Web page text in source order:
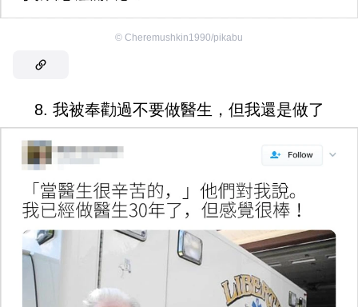
© Cheremushkin1990/pikabu
8. 我被奉勸過不要做醫生，但我還是做了